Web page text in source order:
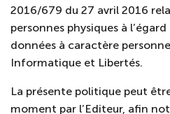
2016/679 du 27 avril 2016
personnes physiques à
données à caractère
Informatique et Libertés.
La présente politique peut
moment par l’Editeur, afin